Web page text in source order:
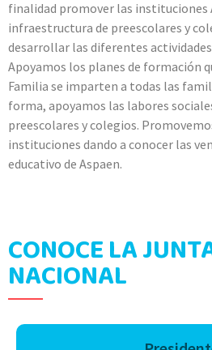
finalidad promover las instituciones
infraestructura de preescolares y
desarrollar las diferentes
Apoyamos los planes de formación
Familia se imparten a todas las
forma, apoyamos las labores
preescolares y colegios.
instituciones dando a conocer las
educativo de Aspaen.
CONOCE LA
NACIONAL